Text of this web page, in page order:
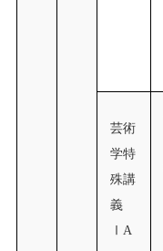
芸術
学特
殊講
義
ⅠA